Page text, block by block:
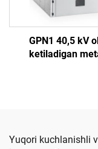
GPN1 40,5 kV
ketiladigan
Yuqori kuchlanishli